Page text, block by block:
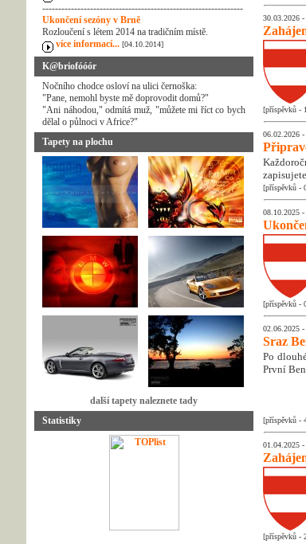
---------------------------------------------------------------
Ukončení sezóny v Brně
Rozloučení s létem 2014 na tradičním místě.
více informací... [04.10.2014]
K@briofóóór
Nočního chodce osloví na ulici černoška:
"Pane, nemohl byste mě doprovodit domů?"
"Ani náhodou," odmítá muž, "můžete mi říct co bych
dělal o půlnoci v Africe?"
Tapety na plochu
další tapety naleznete tady
Statistiky
30.03.2026 -
[příspěvků -
06.02.2026 -
[příspěvků -
08.10.2025 -
[příspěvků -
02.06.2025 -
Sraz
Po
První
[příspěvků -
01.04.2025 -
[příspěvků -